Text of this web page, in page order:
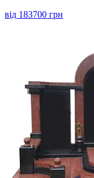
від 183700 грн